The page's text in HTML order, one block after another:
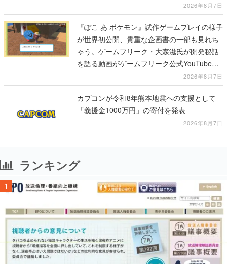
2026年8月7日
『ぽこ あ ポケモン』試作ゲームプレイの様子
が世界初公開、貴重な企画書の一部も見れち
ゃう。ゲームフリーク・大森滋氏が開発秘話
を語る動画がゲームフリーク公式YouTubeで
2026年8月7日
カプコンが令和8年熊本地震への支援として
「義援金1000万円」の寄付を発表
2026年8月7日
ランキング
1